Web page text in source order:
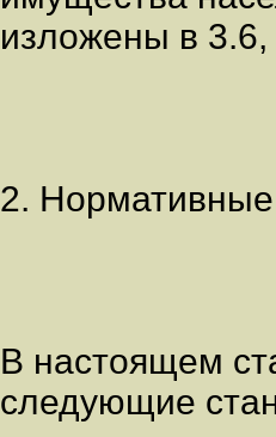
изложены в
2.
В настоящем
следующие